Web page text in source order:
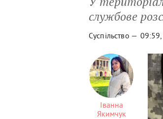
службове
Суспільство —
Іванна
Якимчук